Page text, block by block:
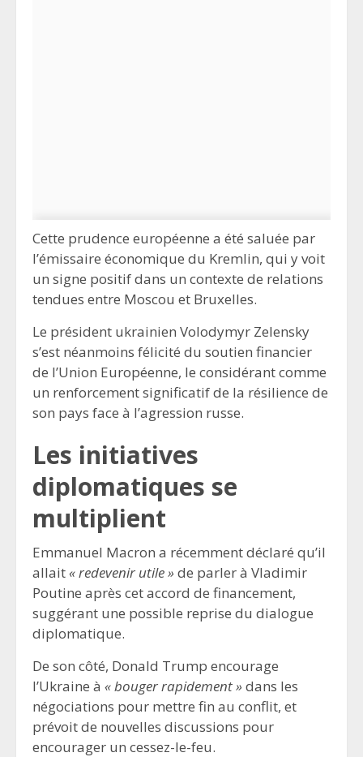
Cette prudence européenne a été saluée par
l’émissaire économique du Kremlin, qui y voit
un signe positif dans un contexte de relations
tendues entre Moscou et Bruxelles.
Le président ukrainien Volodymyr Zelensky
s’est néanmoins félicité du soutien financier
de l’Union Européenne, le considérant comme
un renforcement significatif de la résilience de
son pays face à l’agression russe.
Les initiatives
diplomatiques se
multiplient
Emmanuel Macron a récemment déclaré qu’il
allait« redevenir utile » de parler à Vladimir
Poutine après cet accord de financement,
suggérant une possible reprise du dialogue
diplomatique.
De son côté, Donald Trump encourage
l’Ukraine à « bouger rapidement » dans les
négociations pour mettre fin au conflit, et
prévoit de nouvelles discussions pour
encourager un cessez-le-feu.